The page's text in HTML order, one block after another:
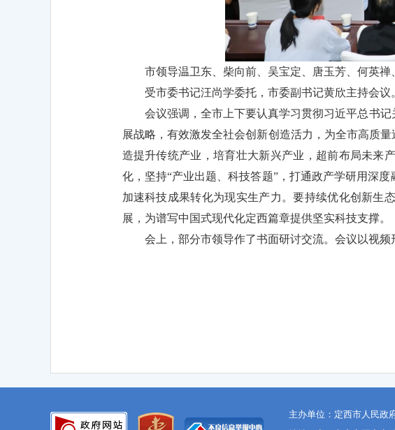
市领导温卫东、柴向前、吴宝定、唐玉芳、何英禅
受市委书记汪尚学委托，市委副书记黄欣主持会议。
会议强调，全市上下要认真学习贯彻习近平总书
展战略，有效激发全社会创新创造活力，为全市高质
造提升传统产业，培育壮大新兴产业，超前布局未来
化，坚持“产业出题、科技答题”，打通‌政产学研用深
加速科技成果转化为现实生产力。要持续优化创新生
展，为谱写中国式现代化定西篇章提供坚实科技支撑。
会上，部分市领导作了书面研讨交流。会议以视频
主办单位：定西市人民政